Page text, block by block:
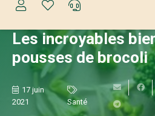
Les incroyables
pousses de brocoli
17 juin
2021
Santé